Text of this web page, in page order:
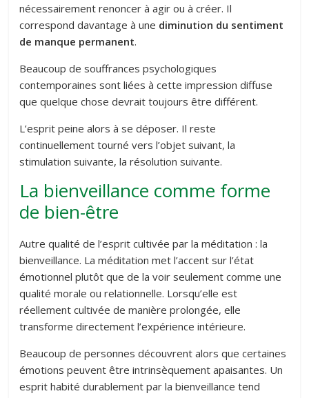
nécessairement renoncer à agir ou à créer. Il
correspond davantage à une diminution du sentiment
de manque permanent.
Beaucoup de souffrances psychologiques
contemporaines sont liées à cette impression diffuse
que quelque chose devrait toujours être différent.
L’esprit peine alors à se déposer. Il reste
continuellement tourné vers l’objet suivant, la
stimulation suivante, la résolution suivante.
La bienveillance comme forme
de bien-être
Autre qualité de l’esprit cultivée par la méditation : la
bienveillance. La méditation met l’accent sur l’état
émotionnel plutôt que de la voir seulement comme une
qualité morale ou relationnelle. Lorsqu’elle est
réellement cultivée de manière prolongée, elle
transforme directement l’expérience intérieure.
Beaucoup de personnes découvrent alors que certaines
émotions peuvent être intrinsèquement apaisantes. Un
esprit habité durablement par la bienveillance tend